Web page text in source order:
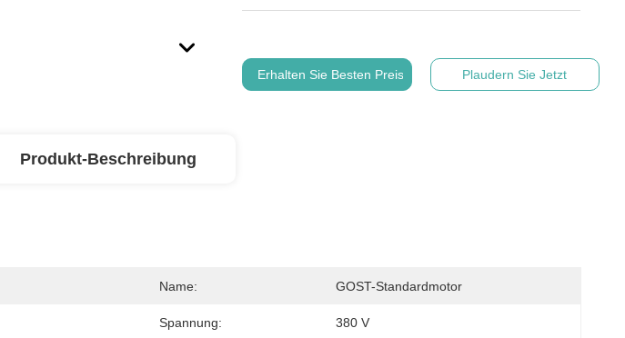
Erhalten Sie Besten Preis Plaudern Sie Jetzt
Produkt-Beschreibung
Name: GOST-Standardmotor
Spannung: 380 V